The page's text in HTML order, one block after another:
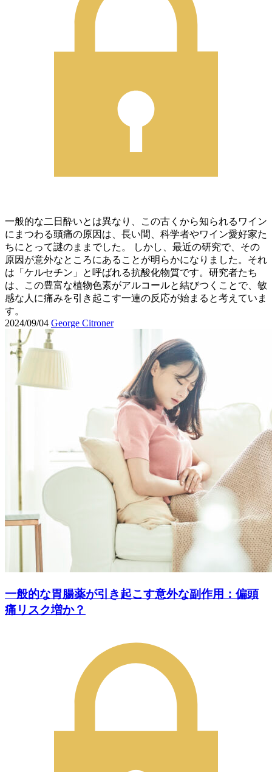
一般的な二日酔いとは異なり、この古くから知られるワイン
にまつわる頭痛の原因は、長い間、科学者やワイン愛好家た
ちにとって謎のままでした。 しかし、最近の研究で、その
原因が意外なところにあることが明らかになりました。それ
は「ケルセチン」と呼ばれる抗酸化物質です。研究者たち
は、この豊富な植物色素がアルコールと結びつくことで、敏
感な人に痛みを引き起こす一連の反応が始まると考えていま
す。
2024/09/04 George Citroner
一般的な胃腸薬が引き起こす意外な副作用：偏頭
痛リスク増か？